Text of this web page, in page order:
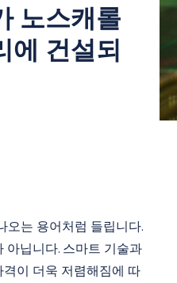
노스캐롤
에 건설되
오는 용어처럼 들립니다.
아닙니다. 스마트 기술과
이 더욱 저렴해짐에 따